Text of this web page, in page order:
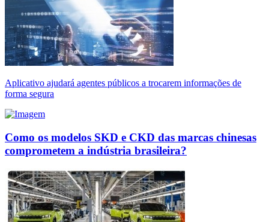
Aplicativo ajudará agentes públicos a trocarem informações de
forma segura
Como os modelos SKD e CKD das marcas chinesas
comprometem a indústria brasileira?